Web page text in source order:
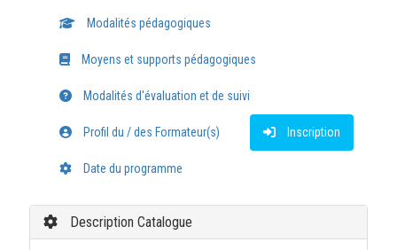
Modalités pédagogiques
Moyens et supports pédagogiques
Modalités d'évaluation et de suivi
Profil du / des Formateur(s) Inscription
Date du programme
Description Catalogue